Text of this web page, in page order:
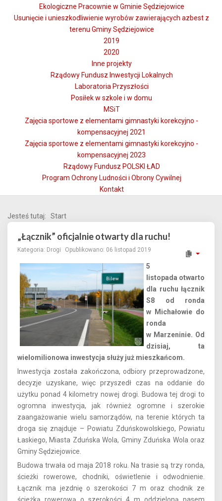
Ekologiczne Pracownie w Gminie Sędziejowice
Usunięcie i unieszkodliwienie wyrobów zawierających azbest z
terenu Gminy Sędziejowice
2019
2020
Inne projekty
Rządowy Fundusz Inwestycji Lokalnych
Laboratoria Przyszłości
Posiłek w szkole i w domu
MSiT
Zajęcia sportowe z elementami gimnastyki korekcyjno -
kompensacyjnej 2021
Zajęcia sportowe z elementami gimnastyki korekcyjno -
kompensacyjnej 2023
Rządowy Fundusz POLSKI ŁAD
Program Ochrony Ludności i Obrony Cywilnej
Kontakt
Jesteś tutaj: Start
„Łącznik” oficjalnie otwarty dla ruchu!
Kategoria: Drogi Opublikowano: 06 listopad 2019
5
listopada otwarto
dla ruchu łącznik
S8 od ronda
w Michałowie do
ronda
w Marzeninie. Od
dzisiaj, ta
wielomilionowa inwestycja służy już mieszkańcom.
Inwestycja została zakończona, odbiory przeprowadzone,
decyzje uzyskane, więc przyszedł czas na oddanie do
użytku ponad 4 kilometry nowej drogi. Budowa tej drogi to
ogromna inwestycja, jak również ogromne i szerokie
zaangażowanie wielu samorządów, na terenie których ta
droga się znajduje – Powiatu Zduńskowolskiego, Powiatu
Łaskiego, Miasta Zduńska Wola, Gminy Zduńska Wola oraz
Gminy Sędziejowice.
Budowa trwała od maja 2018 roku. Na trasie są trzy ronda,
ścieżki rowerowe, chodniki, oświetlenie i odwodnienie.
Łącznik ma jezdnię o szerokości 7 m oraz chodnik ze